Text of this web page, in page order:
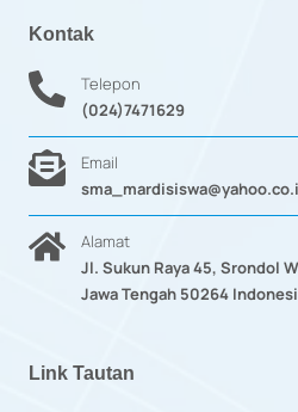
Kontak
Telepon
(024)7471629
Email
Alamat
Jl. Sukun Raya 45, Srondol
Jawa Tengah 50264
Link Tautan